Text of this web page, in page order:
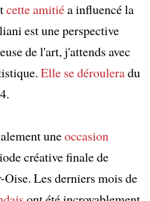
cette amitiéa influencé la
est une perspective
de l'art, j'attends avec
Elle se dérouleradu
uneoccasion
créative finale de
Les derniers mois de